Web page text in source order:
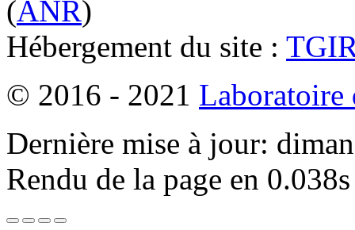
(ANR)
Hébergement du site :
© 2016 - 2021 Laboratoire
Dernière mise à jour:
Rendu de la page en 0.038s